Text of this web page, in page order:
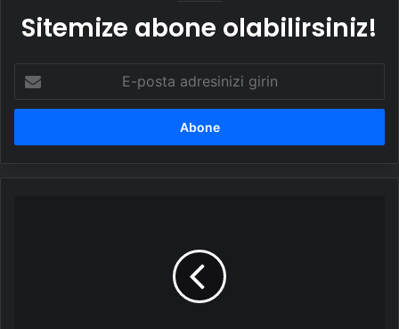
Sitemize abone olabilirsiniz!
posta
adresinizi